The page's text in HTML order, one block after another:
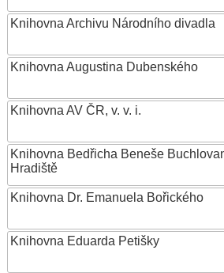
Knihovna Archivu Národního divadla
Knihovna Augustina Dubenského
Knihovna AV ČR, v. v. i.
Knihovna Bedřicha Beneše
Hradiště
Knihovna Dr. Emanuela Bořického
Knihovna Eduarda Petišky